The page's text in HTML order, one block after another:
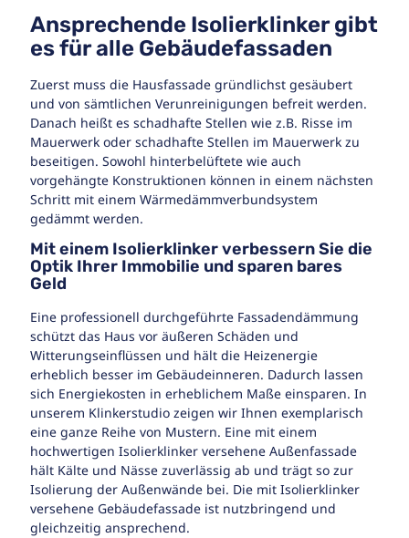
Ansprechende Isolierklinker gibt
es für alle Gebäudefassaden
Zuerst muss die Hausfassade gründlichst gesäubert
und von sämtlichen Verunreinigungen befreit werden.
Danach heißt es schadhafte Stellen wie z.B. Risse im
Mauerwerk oder schadhafte Stellen im Mauerwerk zu
beseitigen. Sowohl hinterbelüftete wie auch
vorgehängte Konstruktionen können in einem nächsten
Schritt mit einem Wärmedämmverbundsystem
gedämmt werden.
Mit einem Isolierklinker verbessern Sie die
Optik Ihrer Immobilie und sparen bares
Geld
Eine professionell durchgeführte Fassadendämmung
schützt das Haus vor äußeren Schäden und
Witterungseinflüssen und hält die Heizenergie
erheblich besser im Gebäudeinneren. Dadurch lassen
sich Energiekosten in erheblichem Maße einsparen. In
unserem Klinkerstudio zeigen wir Ihnen exemplarisch
eine ganze Reihe von Mustern. Eine mit einem
hochwertigen Isolierklinker versehene Außenfassade
hält Kälte und Nässe zuverlässig ab und trägt so zur
Isolierung der Außenwände bei. Die mit Isolierklinker
versehene Gebäudefassade ist nutzbringend und
gleichzeitig ansprechend.